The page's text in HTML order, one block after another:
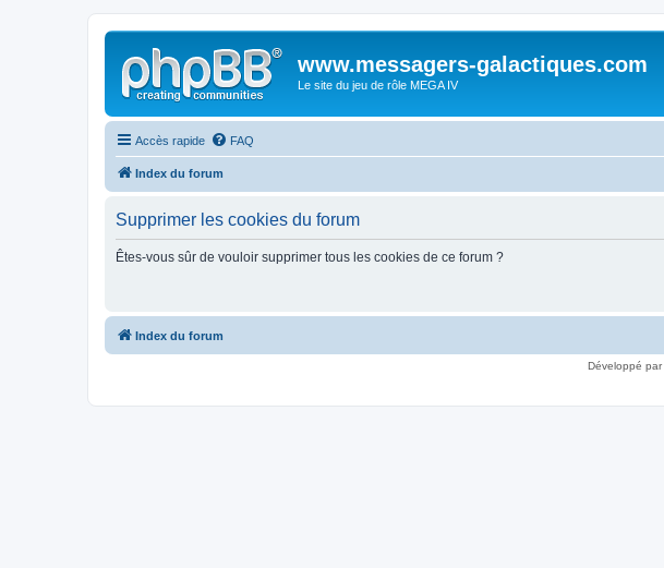
www.messagers-galactiques.com
Le site du jeu de rôle MEGA IV
Accès rapide FAQ
Index du forum
Supprimer les cookies du forum
Êtes-vous sûr de vouloir supprimer tous les cookies de ce forum ?
Index du forum
Développé par